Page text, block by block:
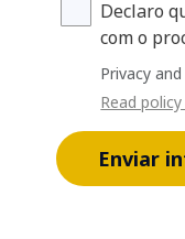
Declaro
com o
Privacy
Read
Enviar